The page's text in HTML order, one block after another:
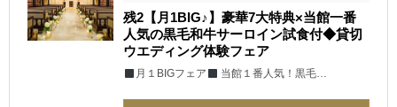
残2【月1BIG♪】豪華7大特典×当館一番
人気の黒毛和牛サーロイン試食付◆貸切
ウエディング体験フェア
月１BIGフェア 当館１番人気！黒毛…